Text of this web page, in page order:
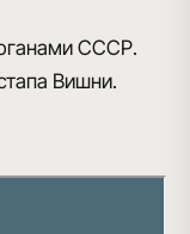
СССР.
Вишни.